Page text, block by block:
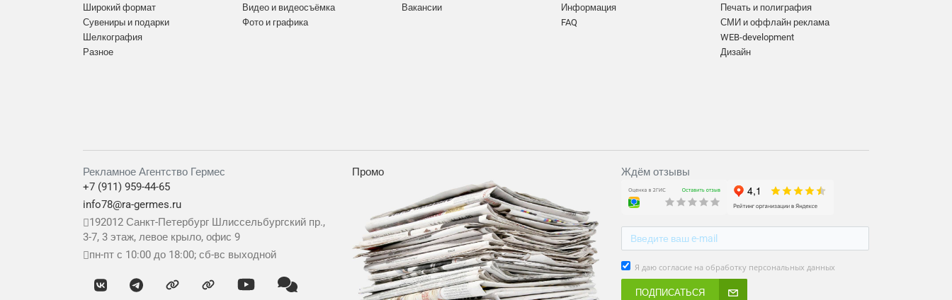
Широкий формат
Сувениры и подарки
Шелкография
Разное
Видео и видеосъёмка
Фото и графика
Вакансии
Информация
FAQ
Печать и полиграфия
СМИ и оффлайн реклама
WEB-development
Дизайн
Рекламное Агентство Гермес
+7 (911) 959-44-65
info78@ra-germes.ru
192012 Санкт-Петербург Шлиссельбургский пр.,
3-7, 3 этаж, левое крыло, офис 9
пн-пт с 10:00 до 18:00; сб-вс выходной
Промо Ждём отзывы
Я даю согласие на обработку персональных данных
ПОДПИСАТЬСЯ